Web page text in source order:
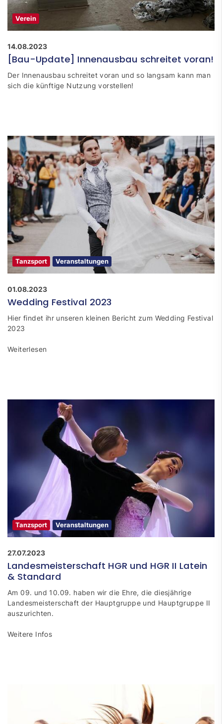
Verein
14.08.2023
[Bau-Update] Innenausbau schreitet voran!
Der Innenausbau schreitet voran und so langsam kann man
sich die künftige Nutzung vorstellen!
Tanzsport Veranstaltungen
01.08.2023
Wedding Festival 2023
Hier findet ihr unseren kleinen Bericht zum Wedding Festival
2023
Weiterlesen
Tanzsport Veranstaltungen
27.07.2023
Landesmeisterschaft HGR und HGR II Latein
& Standard
Am 09. und 10.09. haben wir die Ehre, die diesjährige
Landesmeisterschaft der Hauptgruppe und Hauptgruppe II
auszurichten.
Weitere Infos